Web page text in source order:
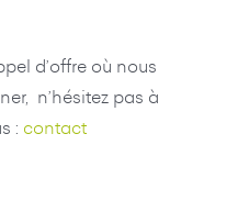
d’offre où nous
n’hésitez pas à
: contact